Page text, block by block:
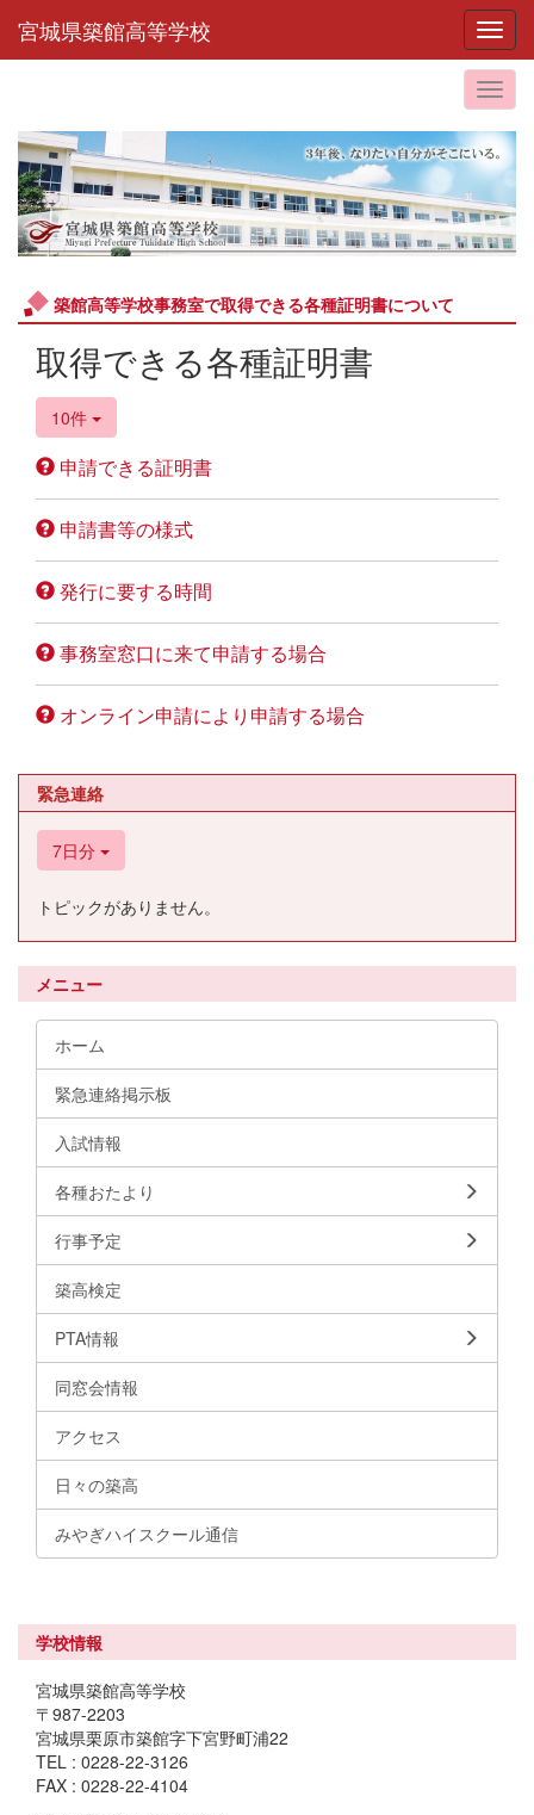
宮城県築館高等学校
築館高等学校事務室で取得できる各種証明書について
取得できる各種証明書
10件
申請できる証明書
申請書等の様式
発行に要する時間
事務室窓口に来て申請する場合
オンライン申請により申請する場合
緊急連絡
7日分
トピックがありません。
メニュー
ホーム
緊急連絡掲示板
入試情報
各種おたより
行事予定
築高検定
PTA情報
同窓会情報
アクセス
日々の築高
みやぎハイスクール通信
学校情報
宮城県築館高等学校
〒987-2203
宮城県栗原市築館字下宮野町浦22
TEL : 0228-22-3126
FAX : 0228-22-4104